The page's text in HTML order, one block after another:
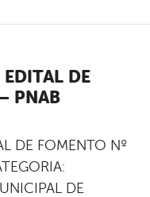
DE
PNAB
DE FOMENTO Nº
DE